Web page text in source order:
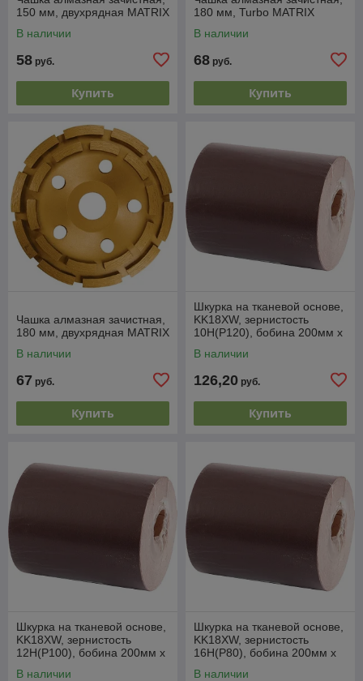
150 мм, двухрядная MATRIX
В наличии
58 руб.
Купить
180 мм, Turbo MATRIX
В наличии
68 руб.
Купить
Чашка алмазная зачистная,
180 мм, двухрядная MATRIX
В наличии
67 руб.
Купить
Шкурка на тканевой основе,
KK18XW, зернистость
10Н(P120), бобина 200мм х
Россия
В наличии
126,20 руб.
Купить
Шкурка на тканевой основе,
KK18XW, зернистость
12Н(P100), бобина 200мм х
Россия
В наличии
Шкурка на тканевой основе,
KK18XW, зернистость
16Н(Р80), бобина 200мм х
Россия
В наличии